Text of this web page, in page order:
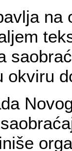
na
okviru